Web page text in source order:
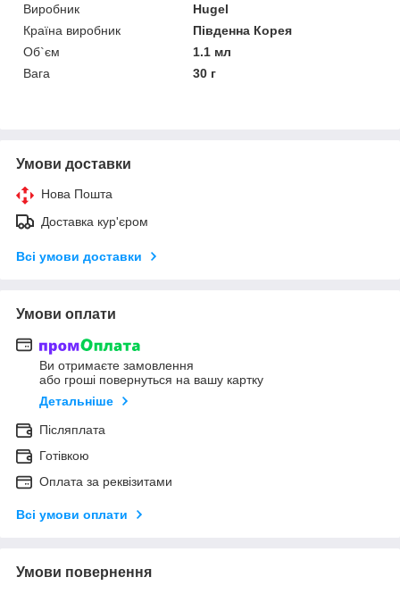
Виробник
Hugel
Країна виробник
Південна Корея
Об`єм
1.1 мл
Вага
30 г
Умови доставки
Нова Пошта
Доставка кур'єром
Всі умови доставки
Умови оплати
Ви отримаєте замовлення
або гроші повернуться на вашу картку
Детальніше
Післяплата
Готівкою
Оплата за реквізитами
Всі умови оплати
Умови повернення